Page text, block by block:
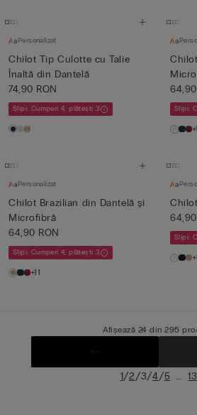
Personalizat
Chilot Tip Culotte cu Talie
Înaltă din Dantelă
74,90 RON
Slipi: Cumperi 4, plătești 3 Slipi:
Personalizat
Chilot Brazilian din Dantelă și
Microfibră
64,90 RON
Slipi: Cumperi 4, plătești 3
+11
Slipi:
Afișează 24 din 295
1/2/3/4/5 ... 13